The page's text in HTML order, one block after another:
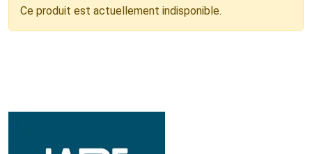
Ce produit est actuellement indisponible.